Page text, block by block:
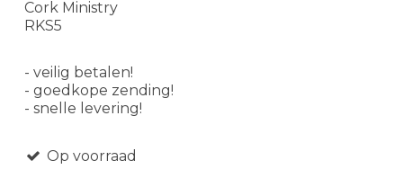
Cork Ministry
RKS5
- veilig betalen!
- goedkope zending!
- snelle levering!
Op voorraad